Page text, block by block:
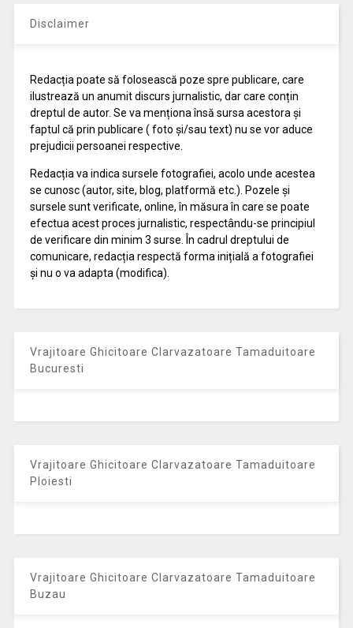
Disclaimer
Redacția poate să folosească poze spre publicare, care
ilustrează un anumit discurs jurnalistic, dar care conțin
dreptul de autor. Se va menționa însă sursa acestora și
faptul că prin publicare ( foto și/sau text) nu se vor aduce
prejudicii persoanei respective.
Redacția va indica sursele fotografiei, acolo unde acestea
se cunosc (autor, site, blog, platformă etc.). Pozele și
sursele sunt verificate, online, în măsura în care se poate
efectua acest proces jurnalistic, respectându-se principiul
de verificare din minim 3 surse. În cadrul dreptului de
comunicare, redacția respectă forma inițială a fotografiei
și nu o va adapta (modifica).
Vrajitoare Ghicitoare Clarvazatoare Tamaduitoare
Bucuresti
Vrajitoare Ghicitoare Clarvazatoare Tamaduitoare
Ploiesti
Vrajitoare Ghicitoare Clarvazatoare Tamaduitoare
Buzau